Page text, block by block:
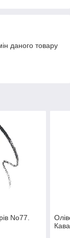
даного товару
No77.